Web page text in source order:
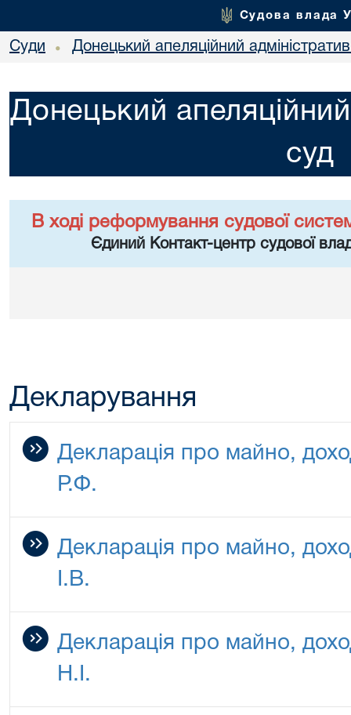
Судова влада
Суди • Донецький апеляційний
Донецький
суд
В ході реформування судової
Єдиний Контакт-центр судової
Декларування
Декларація про майно,
Р.Ф.
Декларація про майно,
І.В.
Декларація про майно,
Н.І.